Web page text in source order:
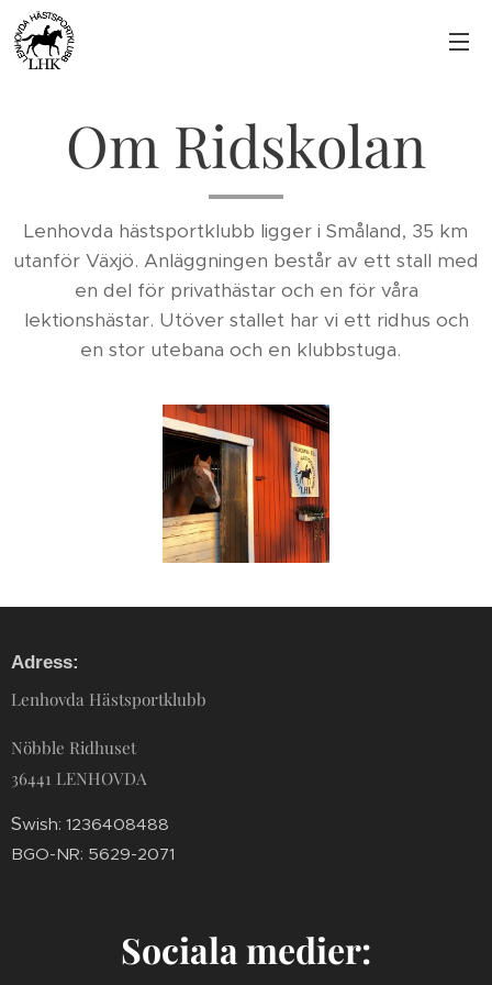
Om Ridskolan
Lenhovda hästsportklubb ligger i Småland, 35 km
utanför Växjö. Anläggningen består av ett stall med
en del för privathästar och en för våra
lektionshästar. Utöver stallet har vi ett ridhus och
en stor utebana och en klubbstuga.
Adress:
Lenhovda Hästsportklubb
Nöbble Ridhuset
36441 LENHOVDA
Swish: 1236408488
BGO-NR: 5629-2071
Sociala medier: